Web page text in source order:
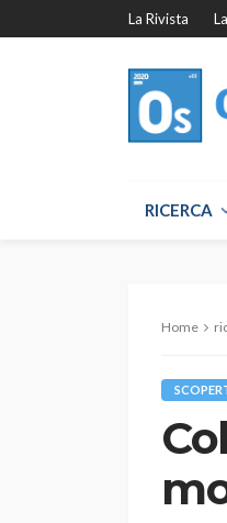
La Rivista
RICERCA
Home